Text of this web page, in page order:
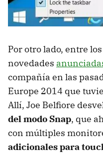
Por otro lado, entre
novedades
compañía en las
Europe 2014 que
Allí, Joe Belfiore
del modo Snap, que
con múltiples
adicionales para